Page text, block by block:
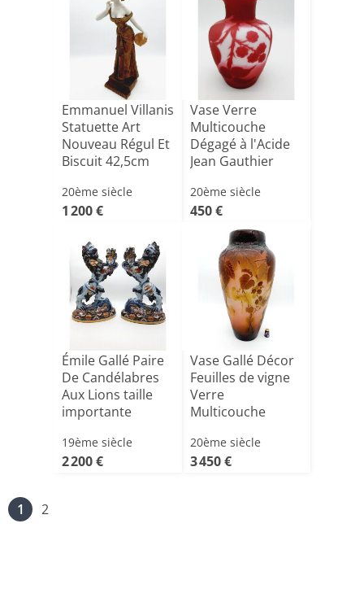
Emmanuel Villanis
Statuette Art
Nouveau Régul Et
Biscuit 42,5cm
20ème siècle
1 200 €
Vase Verre
Multicouche
Dégagé à l'Acide
Jean Gauthier
20ème siècle
450 €
Émile Gallé Paire
De Candélabres
Aux Lions taille
importante
19ème siècle
2 200 €
Vase Gallé Décor
Feuilles de vigne
Verre
Multicouche
20ème siècle
3 450 €
1 2